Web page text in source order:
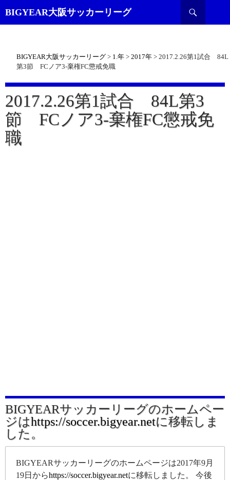
BIGYEAR大阪サッカーリーグ
索
BIGYEAR大阪サッカーリーグ > 1.年 > 2017年 > 2017.2.26第1試合 84L
第3節 FCノア3-棄権FC懲戒免職
2017.2.26第1試合 84L第3
節 FCノア3-棄権FC懲戒免
職
BIGYEARサッカーリーグのホームペー
ジはhttps://soccer.bigyear.netに移転しま
した。
BIGYEARサッカーリーグのホームページは2017年9月
19日からhttps://soccer.bigyear.netに移転しました。 今後